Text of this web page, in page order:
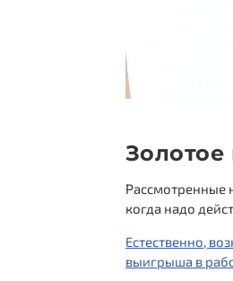
Рассмотренные
когда надо
Естественно,
выигрыша в